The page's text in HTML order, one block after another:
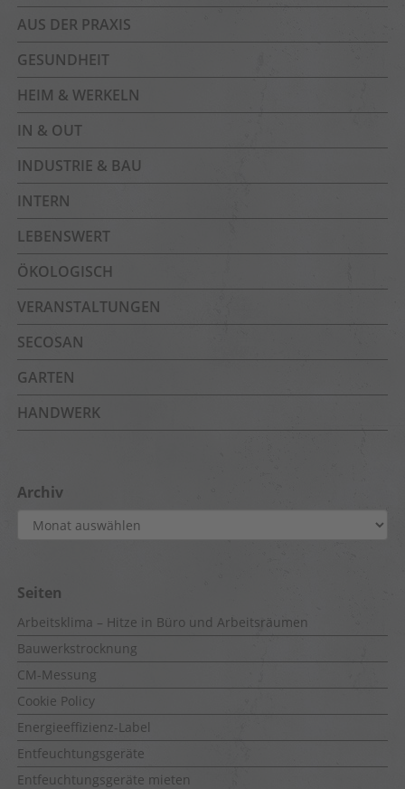
AUS DER PRAXIS
GESUNDHEIT
HEIM & WERKELN
IN & OUT
INDUSTRIE & BAU
INTERN
LEBENSWERT
ÖKOLOGISCH
VERANSTALTUNGEN
SECOSAN
GARTEN
HANDWERK
Archiv
Archiv
Seiten
Arbeitsklima – Hitze in Büro und Arbeitsräumen
Bauwerkstrocknung
CM-Messung
Cookie Policy
Energieeffizienz-Label
Entfeuchtungsgeräte
Entfeuchtungsgeräte mieten